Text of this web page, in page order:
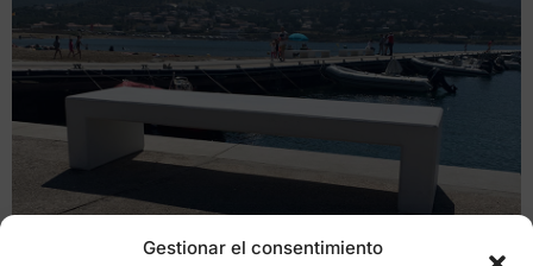
Gestionar el consentimiento